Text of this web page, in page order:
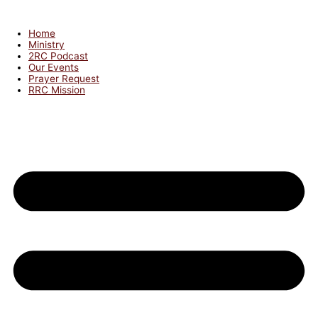
Home
Ministry
2RC Podcast
Our Events
Prayer Request
RRC Mission